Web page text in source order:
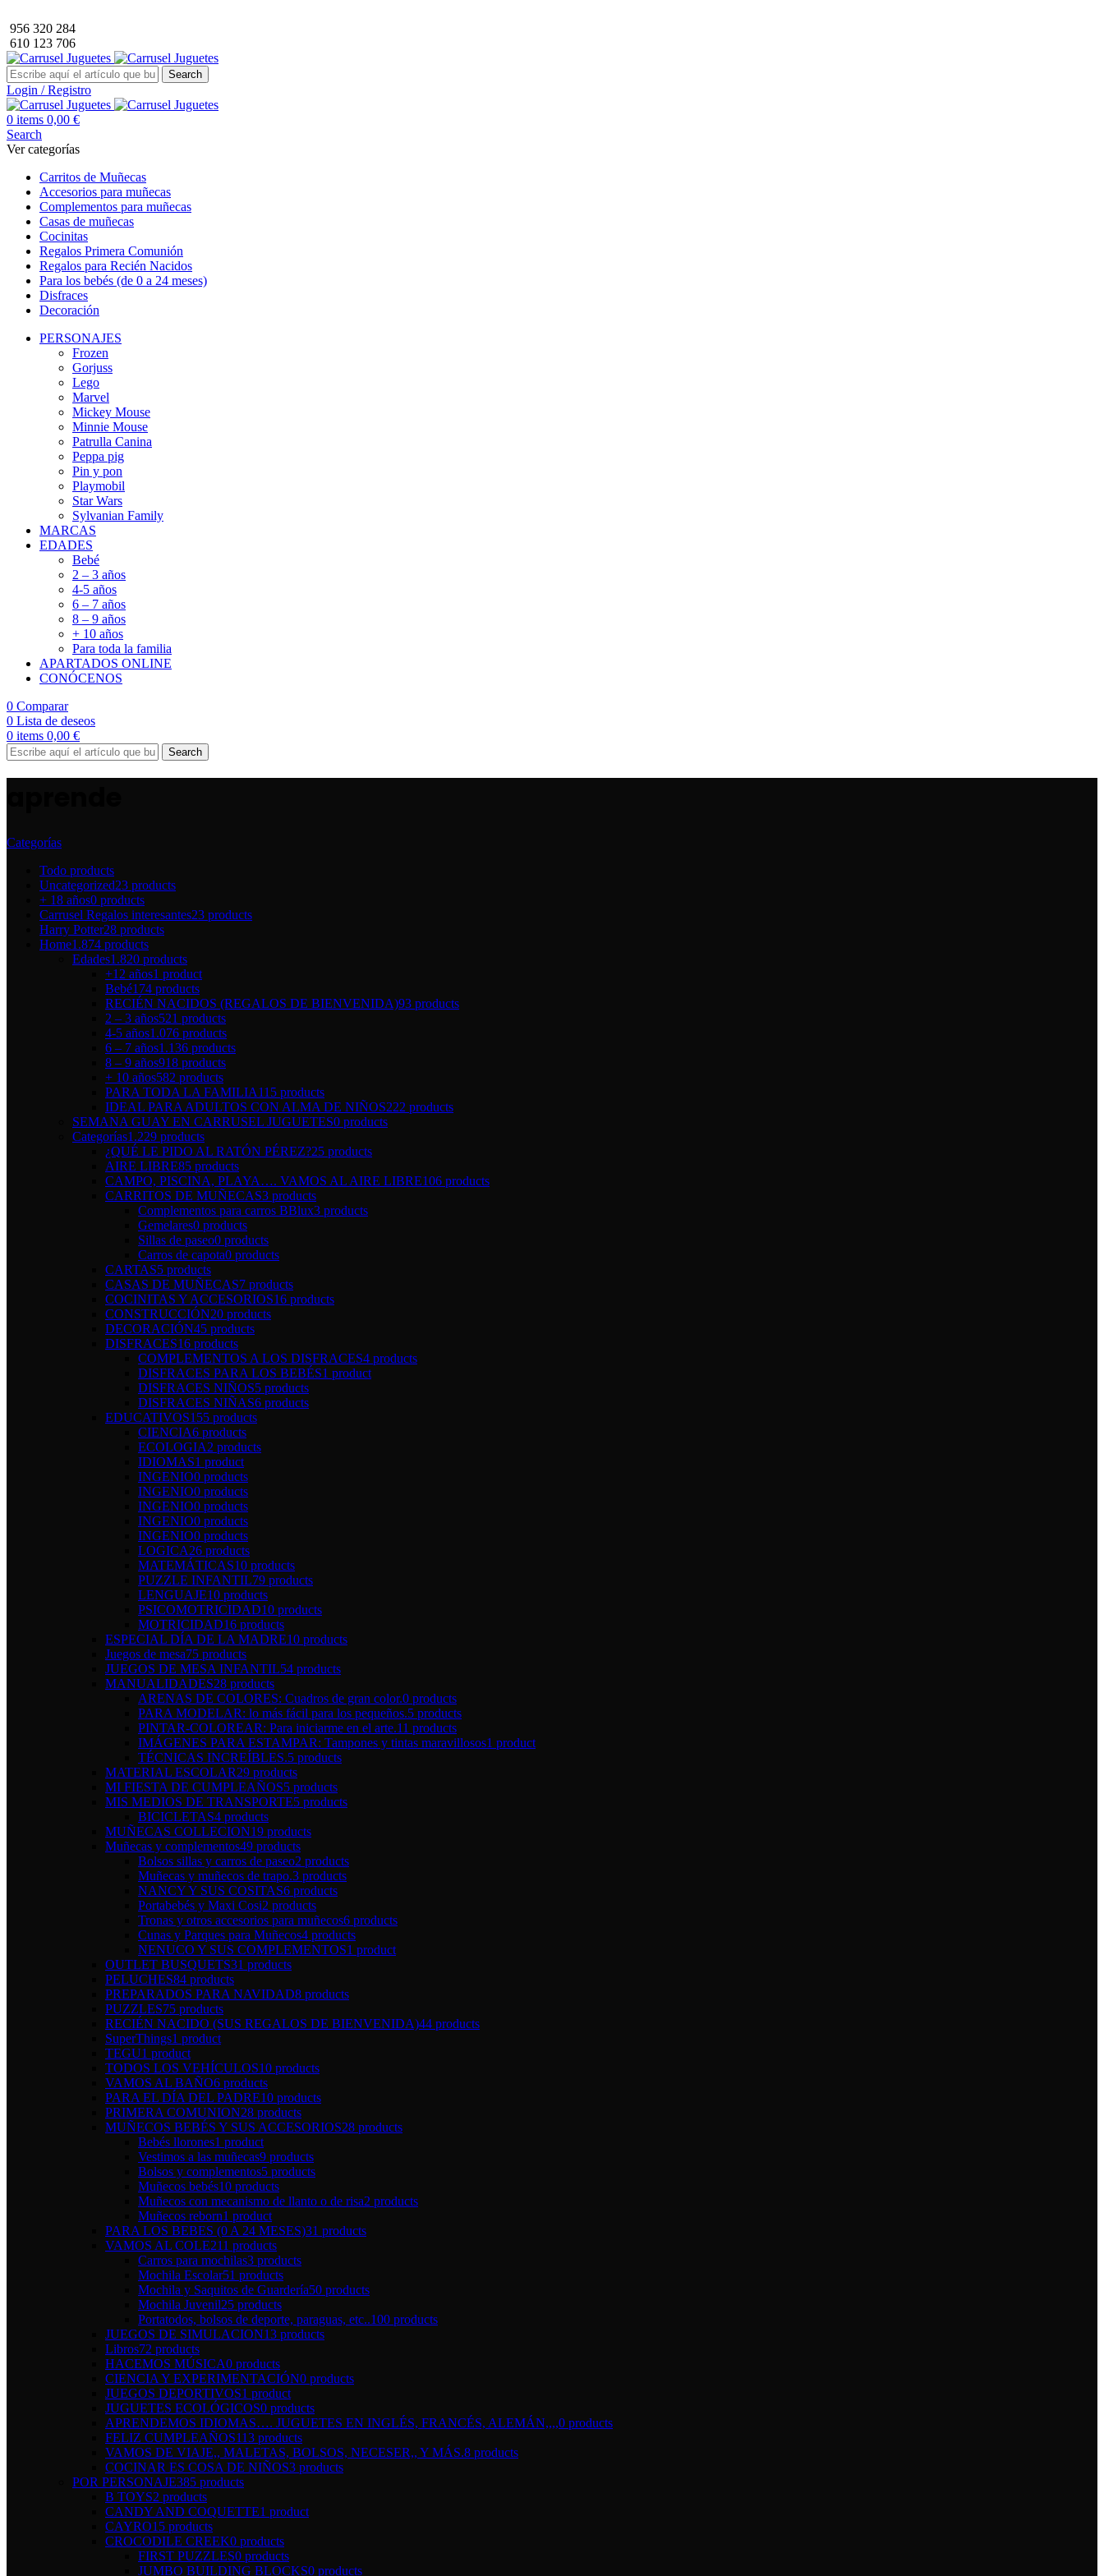
956 320 284
610 123 706
Search
Login / Registro
0 items 0,00 €
Search
Ver categorías
Carritos de Muñecas
Accesorios para muñecas
Complementos para muñecas
Casas de muñecas
Cocinitas
Regalos Primera Comunión
Regalos para Recién Nacidos
Para los bebés (de 0 a 24 meses)
Disfraces
Decoración
PERSONAJES
Frozen
Gorjuss
Lego
Marvel
Mickey Mouse
Minnie Mouse
Patrulla Canina
Peppa pig
Pin y pon
Playmobil
Star Wars
Sylvanian Family
MARCAS
EDADES
Bebé
2 – 3 años
4-5 años
6 – 7 años
8 – 9 años
+ 10 años
Para toda la familia
APARTADOS ONLINE
CONÓCENOS
0 Comparar
0 Lista de deseos
0 items 0,00 €
Search
Categorías
Todo products
Uncategorized23 products
+ 18 años0 products
Carrusel Regalos interesantes23 products
Harry Potter28 products
Home1.874 products
Edades1.820 products
+12 años1 product
Bebé174 products
RECIÉN NACIDOS (REGALOS DE BIENVENIDA)93 products
2 – 3 años521 products
4-5 años1.076 products
6 – 7 años1.136 products
8 – 9 años918 products
+ 10 años582 products
PARA TODA LA FAMILIA115 products
IDEAL PARA ADULTOS CON ALMA DE NIÑOS222 products
SEMANA GUAY EN CARRUSEL JUGUETES0 products
Categorías1.229 products
¿QUÉ LE PIDO AL RATÓN PÉREZ?25 products
AIRE LIBRE85 products
CAMPO, PISCINA, PLAYA…. VAMOS AL AIRE LIBRE106 products
CARRITOS DE MUÑECAS3 products
Complementos para carros BBlux3 products
Gemelares0 products
Sillas de paseo0 products
Carros de capota0 products
CARTAS5 products
CASAS DE MUÑECAS7 products
COCINITAS Y ACCESORIOS16 products
CONSTRUCCIÓN20 products
DECORACIÓN45 products
DISFRACES16 products
COMPLEMENTOS A LOS DISFRACES4 products
DISFRACES PARA LOS BEBÉS1 product
DISFRACES NIÑOS5 products
DISFRACES NIÑAS6 products
EDUCATIVOS155 products
CIENCIA6 products
ECOLOGIA2 products
IDIOMAS1 product
INGENIO0 products
INGENIO0 products
INGENIO0 products
INGENIO0 products
INGENIO0 products
LOGICA26 products
MATEMÁTICAS10 products
PUZZLE INFANTIL79 products
LENGUAJE10 products
PSICOMOTRICIDAD10 products
MOTRICIDAD16 products
ESPECIAL DÍA DE LA MADRE10 products
Juegos de mesa75 products
JUEGOS DE MESA INFANTIL54 products
MANUALIDADES28 products
ARENAS DE COLORES: Cuadros de gran color.0 products
PARA MODELAR: lo más fácil para los pequeños.5 products
PINTAR-COLOREAR: Para iniciarme en el arte.11 products
IMÁGENES PARA ESTAMPAR: Tampones y tintas maravillosos1 product
TÉCNICAS INCREÍBLES.5 products
MATERIAL ESCOLAR29 products
MI FIESTA DE CUMPLEAÑOS5 products
MIS MEDIOS DE TRANSPORTE5 products
BICICLETAS4 products
MUÑECAS COLLECION19 products
Muñecas y complementos49 products
Bolsos sillas y carros de paseo2 products
Muñecas y muñecos de trapo.3 products
NANCY Y SUS COSITAS6 products
Portabebés y Maxi Cosi2 products
Tronas y otros accesorios para muñecos6 products
Cunas y Parques para Muñecos4 products
NENUCO Y SUS COMPLEMENTOS1 product
OUTLET BUSQUETS31 products
PELUCHES84 products
PREPARADOS PARA NAVIDAD8 products
PUZZLES75 products
RECIÉN NACIDO (SUS REGALOS DE BIENVENIDA)44 products
SuperThings1 product
TEGU1 product
TODOS LOS VEHÍCULOS10 products
VAMOS AL BAÑO6 products
PARA EL DÍA DEL PADRE10 products
PRIMERA COMUNION28 products
MUÑECOS BEBÉS Y SUS ACCESORIOS28 products
Bebés llorones1 product
Vestimos a las muñecas9 products
Bolsos y complementos5 products
Muñecos bebés10 products
Muñecos con mecanismo de llanto o de risa2 products
Muñecos reborn1 product
PARA LOS BEBES (0 A 24 MESES)31 products
VAMOS AL COLE211 products
Carros para mochilas3 products
Mochila Escolar51 products
Mochila y Saquitos de Guardería50 products
Mochila Juvenil25 products
Portatodos, bolsos de deporte, paraguas, etc..100 products
JUEGOS DE SIMULACION13 products
Libros72 products
HACEMOS MÚSICA0 products
CIENCIA Y EXPERIMENTACIÓN0 products
JUEGOS DEPORTIVOS1 product
JUGUETES ECOLÓGICOS0 products
APRENDEMOS IDIOMAS…. JUGUETES EN INGLÉS, FRANCÉS, ALEMÁN,,,,0 products
FELIZ CUMPLEAÑOS113 products
VAMOS DE VIAJE,, MALETAS, BOLSOS, NECESER,, Y MÁS.8 products
COCINAR ES COSA DE NIÑOS3 products
POR PERSONAJE385 products
B TOYS2 products
CANDY AND COQUETTE1 product
CAYRO15 products
CROCODILE CREEK0 products
FIRST PUZZLES0 products
JUMBO BUILDING BLOCKS0 products